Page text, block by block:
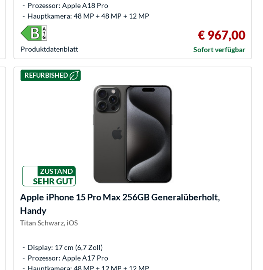
Prozessor: Apple A18 Pro
Hauptkamera: 48 MP + 48 MP + 12 MP
Produkt­datenblatt
€ 967,00
Sofort verfügbar
REFURBISHED
ZUSTAND
SEHR GUT
Apple iPhone 15 Pro Max 256GB Generalüberholt,
Handy
Titan Schwarz, iOS
Display: 17 cm (6,7 Zoll)
Prozessor: Apple A17 Pro
Hauptkamera: 48 MP + 12 MP + 12 MP